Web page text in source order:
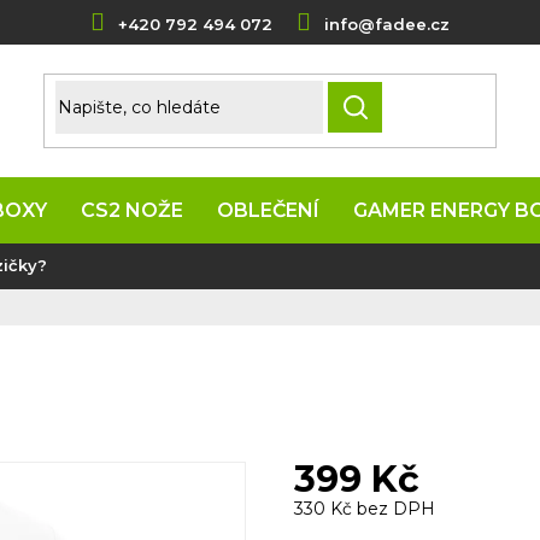
+420 792 494 072 info@fadee.cz
HLEDAT
CS2 NOŽE OBLEČENÍ GAMER ENERGY
399 Kč
330 Kč bez DPH